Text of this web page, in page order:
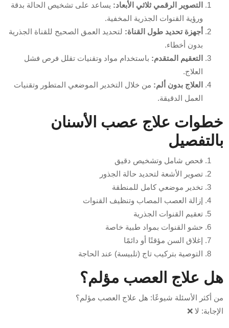
التصوير الرقمي ثلاثي الأبعاد: يساعد على تشخيص الحالة بدقة
ورؤية القنوات الجذرية المخفية.
أجهزة تحديد طول القناة: لتحديد العمق الصحيح للقناة الجذرية
بدون أخطاء.
التعقيم المتقدم: باستخدام مواد وتقنيات تقلل فرص فشل
العلاج.
العلاج بدون ألم: من خلال التخدير الموضعي المتطور وتقنيات
العمل الدقيقة.
خطوات علاج عصب الأسنان
بالتفصيل
فحص شامل وتشخيص دقيق
تصوير الأشعة لتحديد حالة الجذور
تخدير موضعي كامل للمنطقة
إزالة العصب المصاب وتنظيف القنوات
تعقيم القنوات الجذرية
حشو القنوات بمواد طبية خاصة
إغلاق السن مؤقتًا أو دائمًا
التوصية بتركيب تاج (تلبيسة) عند الحاجة
هل علاج العصب مؤلم؟
من أكثر الأسئلة شيوعًا: هل علاج العصب مؤلم؟
الإجابة: لا ❌